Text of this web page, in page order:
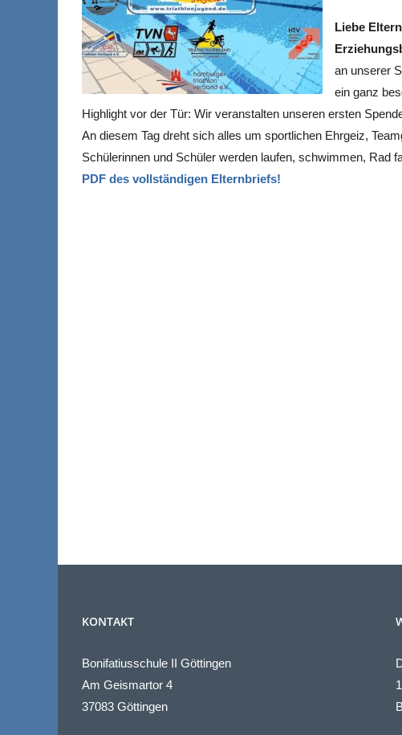
Liebe
an unserer
ein ganz
Highlight vor der Tür: Wir veranstalten unseren ersten
An diesem Tag dreht sich alles um sportlichen Ehrgeiz,
Schülerinnen und Schüler werden laufen, schwimmen, Rad
PDF des vollständigen Elternbriefs!
KONTAKT
Bonifatiusschule II Göttingen
Am Geismartor 4
37083 Göttingen